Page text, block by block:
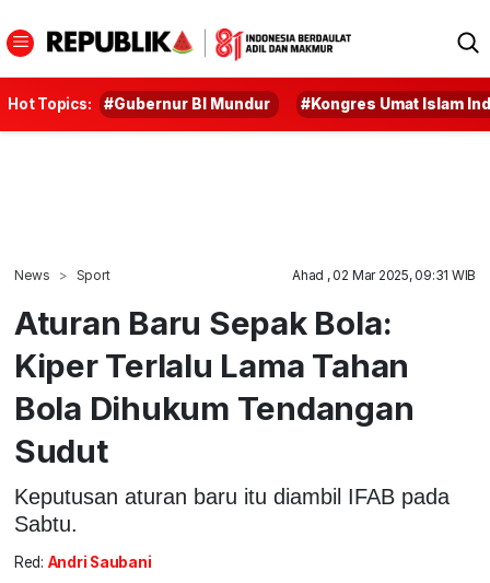
Hot Topics: #Gubernur BI Mundur #Kongres Umat Islam
News Sport Ahad , 02 Mar 2025, 09:31 WIB
Aturan Baru Sepak Bola:
Kiper Terlalu Lama Tahan
Bola Dihukum Tendangan
Sudut
Keputusan aturan baru itu diambil IFAB pada
Sabtu.
Red: Andri Saubani